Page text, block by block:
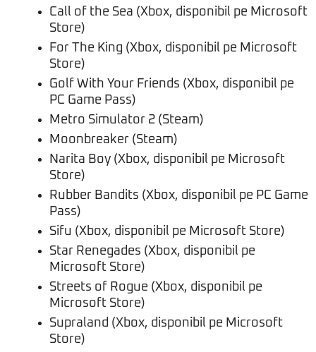
Call of the Sea (Xbox, disponibil pe Microsoft
Store)
For The King (Xbox, disponibil pe Microsoft
Store)
Golf With Your Friends (Xbox, disponibil pe
PC Game Pass)
Metro Simulator 2 (Steam)
Moonbreaker (Steam)
Narita Boy (Xbox, disponibil pe Microsoft
Store)
Rubber Bandits (Xbox, disponibil pe PC Game
Pass)
Sifu (Xbox, disponibil pe Microsoft Store)
Star Renegades (Xbox, disponibil pe
Microsoft Store)
Streets of Rogue (Xbox, disponibil pe
Microsoft Store)
Supraland (Xbox, disponibil pe Microsoft
Store)